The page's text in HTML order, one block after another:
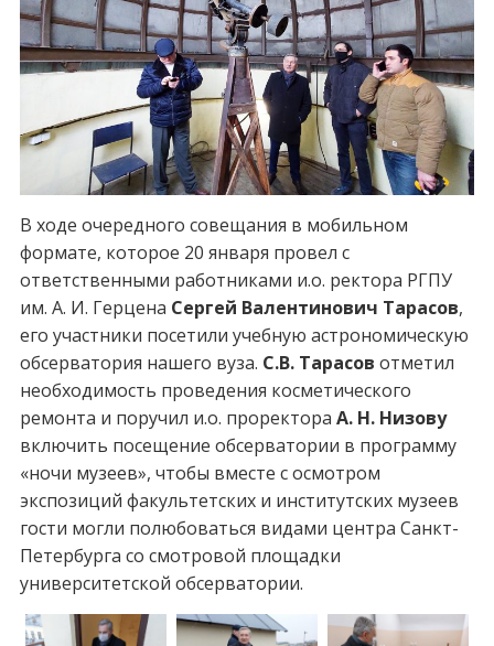
В ходе очередного совещания в мобильном
формате, которое 20 января провел с
ответственными работниками и.о. ректора РГПУ
им. А. И. Герцена Сергей Валентинович Тарасов,
его участники посетили учебную астрономическую
обсерватория нашего вуза. С.В. Тарасов отметил
необходимость проведения косметического
ремонта и поручил и.о. проректора А. Н. Низову
включить посещение обсерватории в программу
«ночи музеев», чтобы вместе с осмотром
экспозиций факультетских и институтских музеев
гости могли полюбоваться видами центра Санкт-
Петербурга со смотровой площадки
университетской обсерватории.